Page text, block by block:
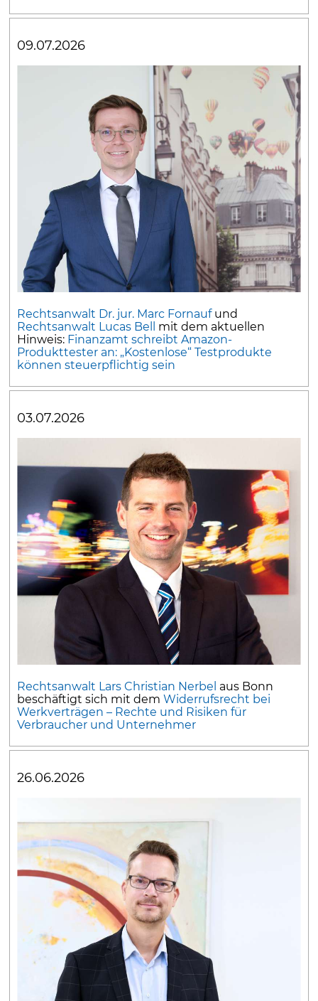
09.07.2026
Rechtsanwalt Dr. jur. Marc Fornaufund
Rechtsanwalt Lucas Bell
mit dem aktuellen
Hinweis: Finanzamt schreibt Amazon-
Produkttester an: „Kostenlose“ Testprodukte
können steuerpflichtig sein
03.07.2026
Rechtsanwalt Lars Christian Nerbel aus Bonn
beschäftigt sich mit demWiderrufsrecht bei
Werkverträgen – Rechte und Risiken für
Verbraucher und Unternehmer
26.06.2026